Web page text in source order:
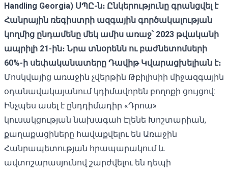
Handling Georgia) ՍՊԸ-ն։ Ընկերությունը գրանցվել է
Հանրային ռեգիստրի ազգային գործակալության
կողմից ընդամենը մեկ ամիս առաջ՝ 2023 թվականի
ապրիլի 21-ին։ Նրա տնօրենն ու բաժնետոմսերի
60%-ի սեփականատերը Դավիթ Կվարացխելիան է։
Մոսկվայից առաջին չվերթին Թբիլիսիի միջազգային
օդանավակայանում կդիմավորեն բողոքի ցույցով:
Ինչպես ասել է ընդդիմադիր «Դրոա»
կուսակցության նախագահ Էլենե Խոշտարիան,
քաղաքացիները հավաքվելու են Առաջին
Հանրապետության հրապարակում և
ավտոշարասյունով շարժվելու են դեպի